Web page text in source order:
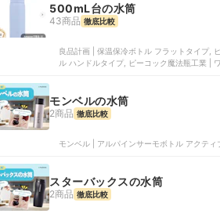
500mL台の水筒
43商品 徹底比較
良品計画 | 保温保冷ボトル フラットタイプ,
ル ハンドルタイプ, ピーコック魔法瓶工業 |
モンベルの水筒
2商品 徹底比較
モンベル | アルパインサーモボトル アクテ
スターバックスの水筒
2商品 徹底比較